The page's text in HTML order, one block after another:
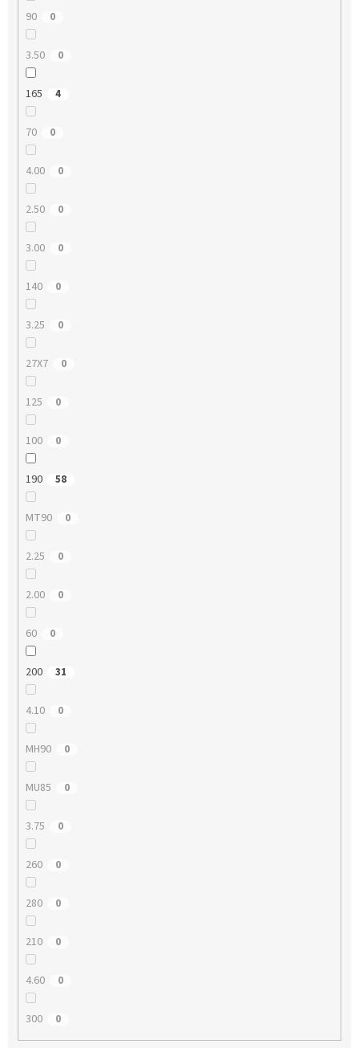
90 0
3.50 0
165 4
70 0
4.00 0
2.50 0
3.00 0
140 0
3.25 0
27X7 0
125 0
100 0
190 58
MT90 0
2.25 0
2.00 0
60 0
200 31
4.10 0
MH90 0
MU85 0
3.75 0
260 0
280 0
210 0
4.60 0
300 0